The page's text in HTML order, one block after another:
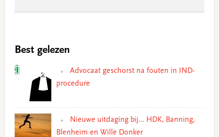
Best gelezen
Advocaat geschorst na fouten in IND-
procedure
Nieuwe uitdaging bij… HDK, Banning,
Blenheim en Wille Donker